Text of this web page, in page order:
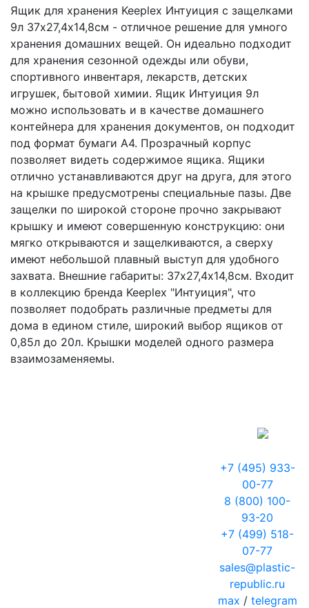
Ящик для хранения Keeplex Интуиция с защелками
9л 37х27,4х14,8см - отличное решение для умного
хранения домашних вещей. Он идеально подходит
для хранения сезонной одежды или обуви,
спортивного инвентаря, лекарств, детских
игрушек, бытовой химии. Ящик Интуиция 9л
можно использовать и в качестве домашнего
контейнера для хранения документов, он подходит
под формат бумаги А4. Прозрачный корпус
позволяет видеть содержимое ящика. Ящики
отлично устанавливаются друг на друга, для этого
на крышке предусмотрены специальные пазы. Две
защелки по широкой стороне прочно закрывают
крышку и имеют совершенную конструкцию: они
мягко открываются и защелкиваются, а сверху
имеют небольшой плавный выступ для удобного
захвата. Внешние габариты: 37х27,4х14,8см. Входит
в коллекцию бренда Keeplex "Интуиция", что
позволяет подобрать различные предметы для
дома в едином стиле, широкий выбор ящиков от
0,85л до 20л. Крышки моделей одного размера
взаимозаменяемы.
+7 (495) 933-
00-77
8 (800) 100-
93-20
+7 (499) 518-
07-77
sales@plastic-
republic.ru
max / telegram